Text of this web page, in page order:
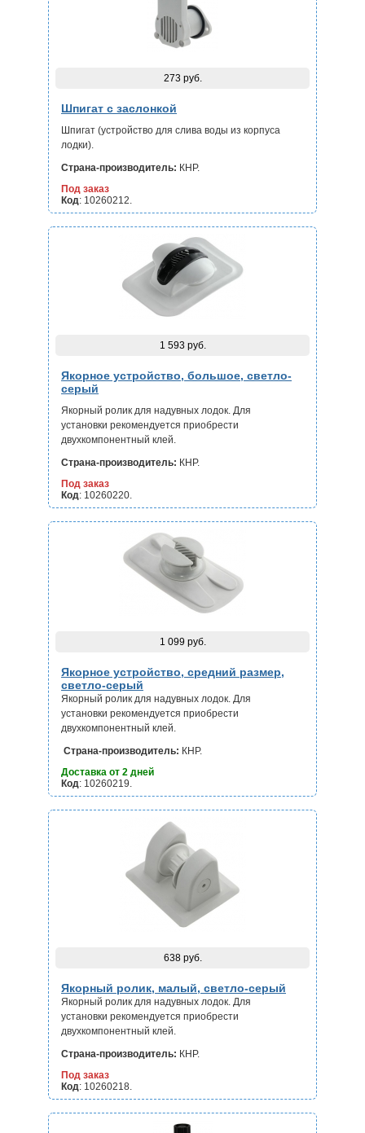
Шпигат с заслонкой
Шпигат (устройство для слива воды из корпуса
лодки).
Страна-производитель: КНР.
Под заказ
Код: 10260212.
273 руб.
Якорное устройство, большое, светло-
серый
Якорный ролик для надувных лодок. Для
установки рекомендуется приобрести
двухкомпонентный клей.
Страна-производитель: КНР.
Под заказ
Код: 10260220.
1 593 руб.
Якорное устройство, средний размер,
светло-серый
Якорный ролик для надувных лодок. Для
установки рекомендуется приобрести
двухкомпонентный клей.
Страна-производитель: КНР.
Доставка от 2 дней
Код: 10260219.
1 099 руб.
Якорный ролик, малый, светло-серый
Якорный ролик для надувных лодок. Для
установки рекомендуется приобрести
двухкомпонентный клей.
Страна-производитель: КНР.
Под заказ
Код: 10260218.
638 руб.